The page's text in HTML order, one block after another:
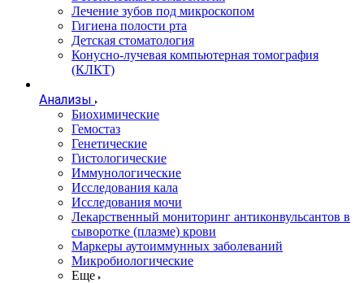
Лечение зубов под микроскопом
Гигиена полости рта
Детская стоматология
Конусно-лучевая компьютерная томография
(КЛКТ)
Анализы
Биохимические
Гемостаз
Генетические
Гистологические
Иммунологические
Исследования кала
Исследования мочи
Лекарственный мониторинг антиконвульсантов в
сыворотке (плазме) крови
Маркеры аутоиммунных заболеваний
Микробиологические
Еще